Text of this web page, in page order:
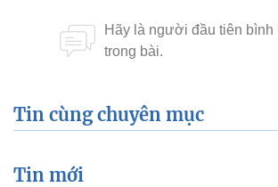
Tin cùng chuyên mục
Tin mới